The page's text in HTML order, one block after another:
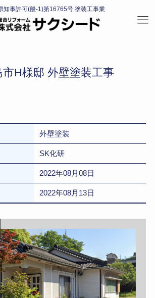
市H様邸 外壁塗装工事
外壁塗装
SK化研
2022年08月08日
2022年08月13日